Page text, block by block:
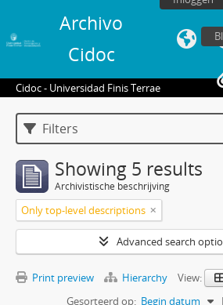
Archivo
Cidoc
Cidoc - Universidad Finis Terrae
Filters
Showing 5 results
Archivistische beschrijving
Only top-level descriptions
Advanced search
Print preview Hierarchy
View:
Gesorteerd op: Begin datum